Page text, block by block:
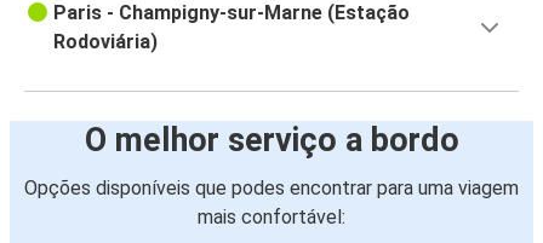
Paris - Champigny-sur-Marne (Estação
Rodoviária)
O melhor serviço a bordo
Opções disponíveis que podes encontrar para uma viagem
mais confortável: